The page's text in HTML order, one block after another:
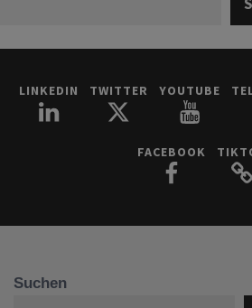
LINKEDIN TWITTER YOUTUBE
FACEBOOK
Suchen